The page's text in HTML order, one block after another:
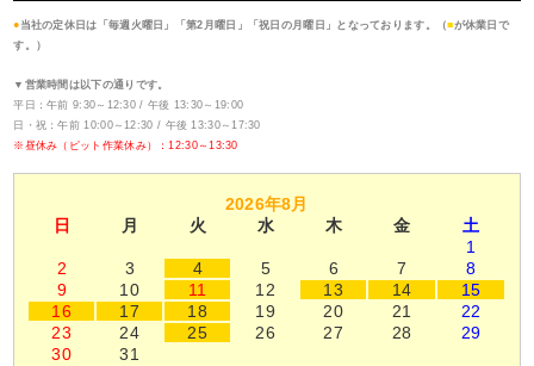
● 当社の定休日は「毎週火曜日」「第2月曜日」「祝日の月曜日」となっております。（■が休業日で
す。）
▼営業時間は以下の通りです。
平日：午前 9:30～12:30 / 午後 13:30～19:00
日・祝：午前 10:00～12:30 / 午後 13:30～17:30
※昼休み（ピット作業休み）：12:30～13:30
2026年8月
日
月 火 水 木 金
土
1
2
3 4 5 6 7
8
9
10 11 12 13 14
15
16
17 18 19 20 21
22
23
24 25 26 27 28
29
30
31